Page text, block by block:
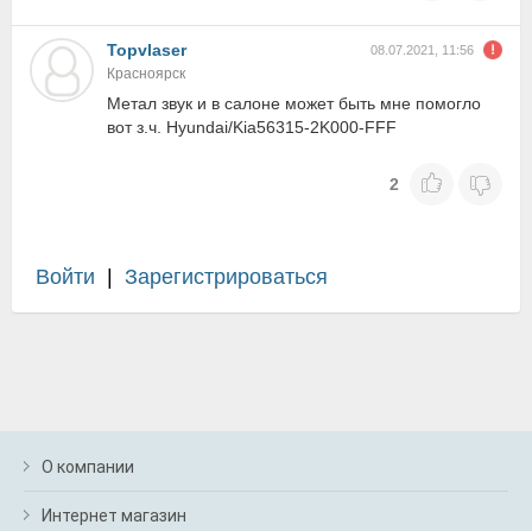
Topvlaser 08.07.2021, 11:56
Красноярск
Метал звук и в салоне может быть мне помогло
вот з.ч. Hyundai/Kia56315-2K000-FFF
2
Войти Зарегистрироваться
О компании
Интернет магазин